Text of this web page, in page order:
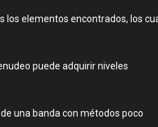
los elementos encontrados, los
puede adquirir niveles
una banda con métodos poco